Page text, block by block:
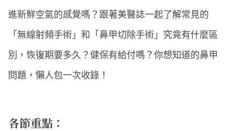
進新鮮空氣的感覺嗎？跟著美醫誌一起了解常見的
「無線射頻手術」和「鼻甲切除手術」究竟有什麼區
別，恢復期要多久？健保有給付嗎？你想知道的鼻甲
問題，懶人包一次收錄！
各節重點：